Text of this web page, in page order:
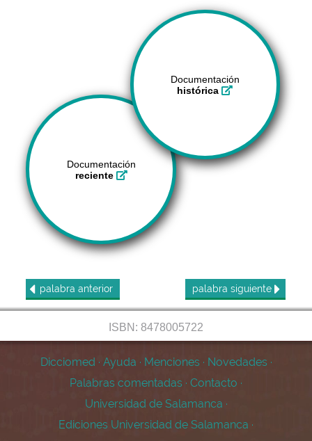
Documentación
histórica
Documentación
reciente
palabra anterior palabra siguiente
ISBN: 8478005722
Dicciomed · Ayuda · Menciones · Novedades ·
Palabras comentadas · Contacto ·
Universidad de Salamanca ·
Ediciones Universidad de Salamanca ·